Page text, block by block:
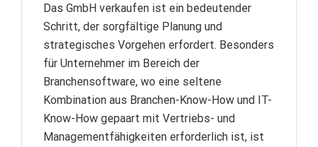
Das GmbH verkaufen ist ein bedeutender
Schritt, der sorgfältige Planung und
strategisches Vorgehen erfordert. Besonders
für Unternehmer im Bereich der
Branchensoftware, wo eine seltene
Kombination aus Branchen-Know-How und IT-
Know-How gepaart mit Vertriebs- und
Managementfähigkeiten erforderlich ist, ist